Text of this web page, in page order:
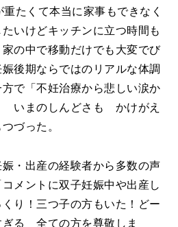
たくて本当に家事もできなく
いけどキッチンに立つ時間も
の中で移動だけでも大変でび
後期ならではのリアルな体調
で「不妊治療から悲しい涙か
いまのしんどさも かけがえ
づった。
・出産の経験者から多数の声
メントに双子妊娠中や出産し
り！三つ子の方もいた！どー
る 全ての方を尊敬しま